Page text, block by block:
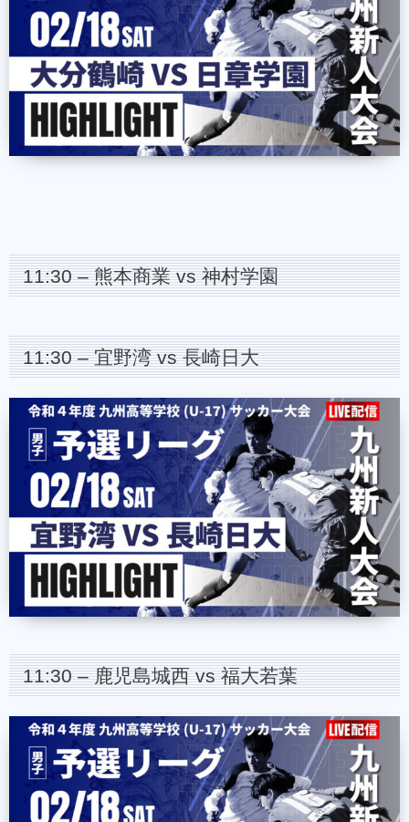
11:30 – 熊本商業 vs 神村学園
11:30 – 宜野湾 vs 長崎日大
11:30 – 鹿児島城西 vs 福大若葉